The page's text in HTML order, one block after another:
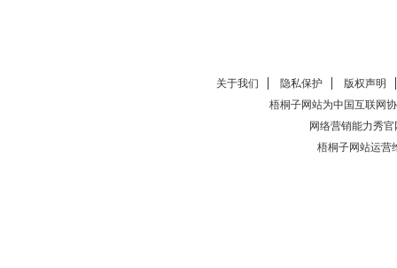
关于我们 隐私保护
版权声明
梧桐子网站为中国互联网
网络营销能力秀官
梧桐子网站运营